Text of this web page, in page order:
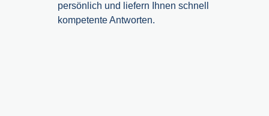
persönlich und liefern Ihnen schnell
kompetente Antworten.